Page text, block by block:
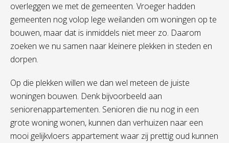
overleggen we met de gemeenten. Vroeger hadden
gemeenten nog volop lege weilanden om woningen op te
bouwen, maar dat is inmiddels niet meer zo. Daarom
zoeken we nu samen naar kleinere plekken in steden en
dorpen.
Op die plekken willen we dan wel meteen de juiste
woningen bouwen. Denk bijvoorbeeld aan
seniorenappartementen. Senioren die nu nog in een
grote woning wonen, kunnen dan verhuizen naar een
mooi gelijkvloers appartement waar zij prettig oud kunnen